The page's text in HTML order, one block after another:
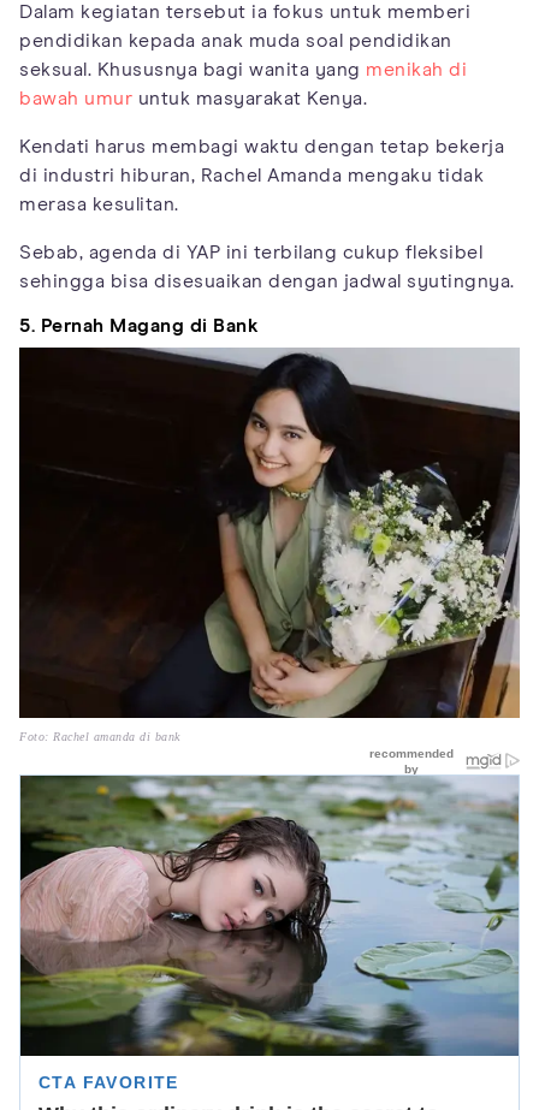
Dalam kegiatan tersebut ia fokus untuk memberi
pendidikan kepada anak muda soal pendidikan
seksual. Khususnya bagi wanita yang menikah di
bawah umur untuk masyarakat Kenya.
Kendati harus membagi waktu dengan tetap bekerja
di industri hiburan, Rachel Amanda mengaku tidak
merasa kesulitan.
Sebab, agenda di YAP ini terbilang cukup fleksibel
sehingga bisa disesuaikan dengan jadwal syutingnya.
5. Pernah Magang di Bank
Foto: Rachel amanda di bank